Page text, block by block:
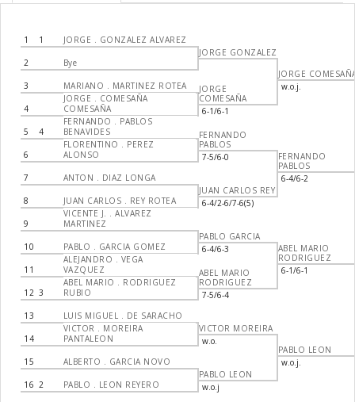
1 1 JORGE . GONZALEZ ALVAREZ
2 Bye
3 MARIANO . MARTINEZ ROTEA
4
JORGE . COMESAÑA
COMESAÑA
5 4
FERNANDO . PABLOS
BENAVIDES
6
FLORENTINO . PEREZ
ALONSO
7 ANTON . DIAZ LONGA
8 JUAN CARLOS . REY ROTEA
9
VICENTE J. . ALVAREZ
MARTINEZ
10 PABLO . GARCIA GOMEZ
11
ALEJANDRO . VEGA
VAZQUEZ
12 3
ABEL MARIO . RODRIGUEZ
RUBIO
13 LUIS MIGUEL . DE SARACHO
14
VICTOR . MOREIRA
PANTALEON
15 ALBERTO . GARCIA NOVO
16 2 PABLO . LEON REYERO
JORGE GONZALEZ
JORGE
COMESAÑA
6-1/6-1
FERNANDO
PABLOS
7-5/6-0
JUAN CARLOS REY
6-4/2-6/7-6(5)
PABLO GARCIA
6-4/6-3
ABEL MARIO
RODRIGUEZ
7-5/6-4
VICTOR MOREIRA
w.o.
PABLO LEON
w.o.j
JORGE
w.o.j.
FERNANDO
PABLOS
6-4/6-2
ABEL MARIO
RODRIGUEZ
6-1/6-1
PABLO LEON
w.o.j.